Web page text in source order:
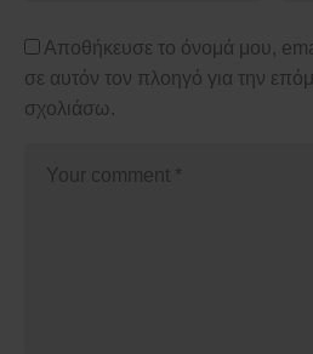
Αποθήκευσε το όνομά μου,
σε αυτόν τον πλοηγό για την
σχολιάσω.